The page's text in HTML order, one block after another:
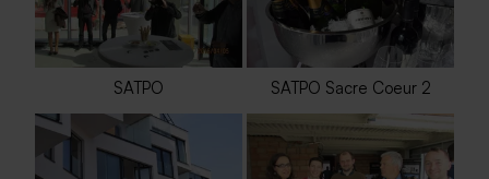
SATPO SATPO Sacre Coeur 2